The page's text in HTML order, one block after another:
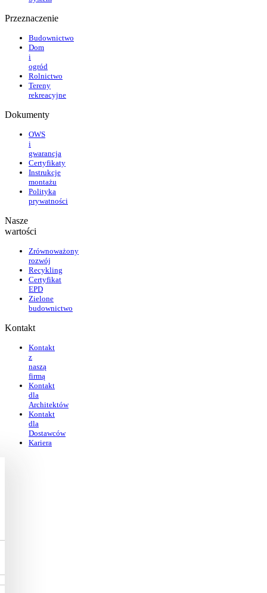
Przeznaczenie
Budownictwo
Dom
i
ogród
Rolnictwo
Tereny
rekreacyjne
Dokumenty
OWS
i
gwarancja
Certyfikaty
Instrukcje
montażu
Polityka
prywatności
Nasze
wartości
Zrównoważony
rozwój
Recykling
Certyfikat
EPD
Zielone
budownictwo
Kontakt
Kontakt
z
naszą
firmą
Kontakt
dla
Architektów
Kontakt
dla
Dostawców
Kariera